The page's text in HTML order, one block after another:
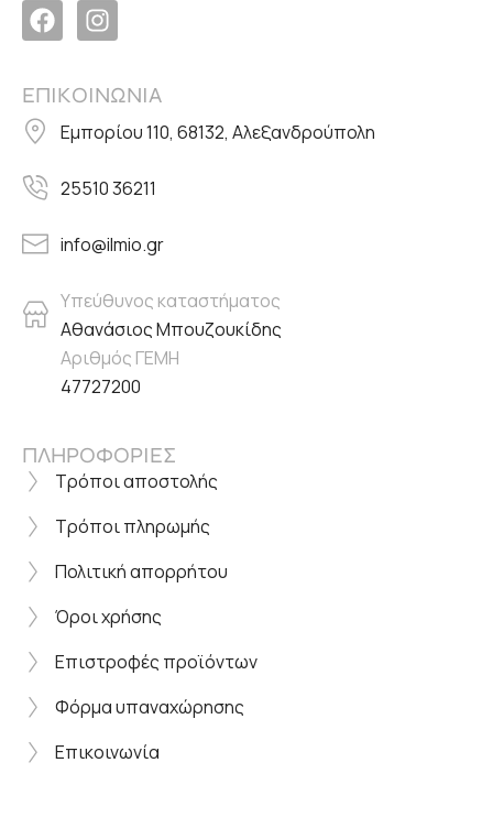
ΕΠΙΚΟΙΝΩΝΙΑ
Εμπορίου 110, 68132, Αλεξανδρούπολη
25510 36211
info@ilmio.gr
Υπεύθυνος καταστήματος
Αθανάσιος Μπουζουκίδης
Αριθμός ΓΕΜΗ
47727200
ΠΛΗΡΟΦΟΡΙΕΣ
Τρόποι αποστολής
Τρόποι πληρωμής
Πολιτική απορρήτου
Όροι χρήσης
Επιστροφές προϊόντων
Φόρμα υπαναχώρησης
Επικοινωνία